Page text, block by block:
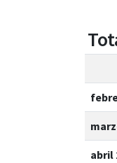
abril